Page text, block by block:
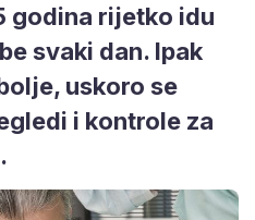
godina rijetko idu
svaki dan. Ipak
uskoro se
i kontrole za